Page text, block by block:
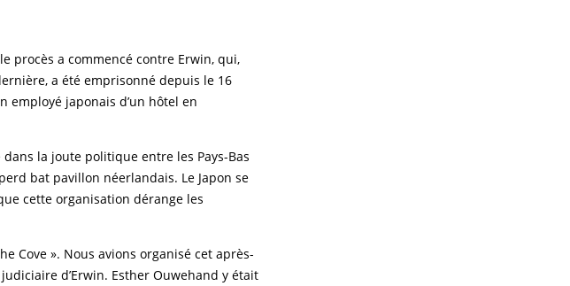
procès a commencé contre Erwin, qui,
a été emprisonné depuis le 16
employé japonais d’un hôtel en
la joute politique entre les Pays-Bas
bat pavillon néerlandais. Le Japon se
cette organisation dérange les
Cove ». Nous avions organisé cet après-
d’Erwin. Esther Ouwehand y était